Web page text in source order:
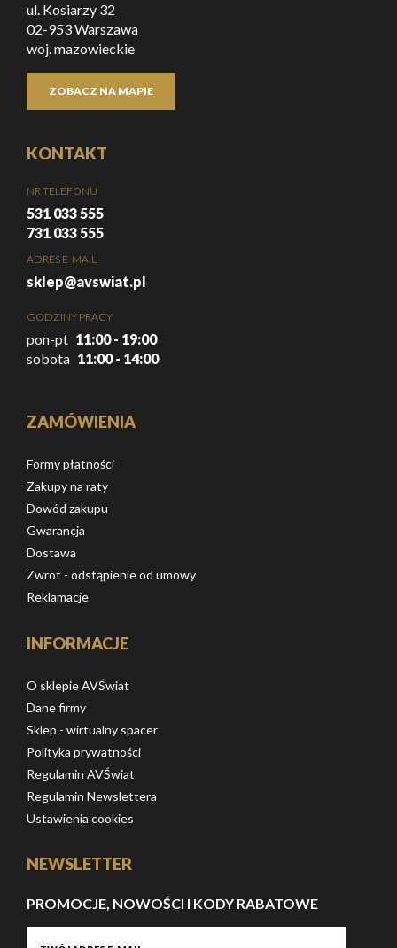
ul. Kosiarzy 32
02-953 Warszawa
woj. mazowieckie
ZOBACZ NA MAPIE
KONTAKT
NR TELEFONU
531 033 555
731 033 555
ADRES E-MAIL
sklep@avswiat.pl
GODZINY PRACY
pon-pt 11:00 - 19:00
sobota 11:00 - 14:00
ZAMÓWIENIA
Formy płatności
Zakupy na raty
Dowód zakupu
Gwarancja
Dostawa
Zwrot - odstąpienie od umowy
Reklamacje
INFORMACJE
O sklepie AVŚwiat
Dane firmy
Sklep - wirtualny spacer
Polityka prywatności
Regulamin AVŚwiat
Regulamin Newslettera
Ustawienia cookies
NEWSLETTER
PROMOCJE, NOWOŚCI I KODY RABATOWE